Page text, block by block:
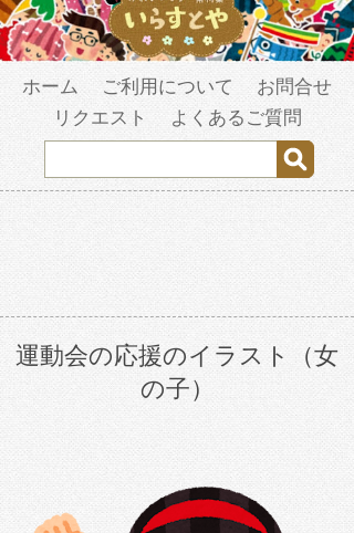
ホーム ご利用について
お問合せ
リクエスト
よくあるご質問
運動会の応援のイラスト（女
の子）